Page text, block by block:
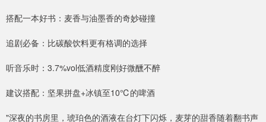
搭配一本好书：麦香与油墨香的奇妙碰撞
追剧必备：比碳酸饮料更有格调的选择
听音乐时：3.7%vol低酒精度刚好微醺不醉
建议搭配：坚果拼盘+冰镇至10℃的啤酒
"深夜的书房里，琥珀色的酒液在台灯下闪烁，麦芽的甜香随着翻书声